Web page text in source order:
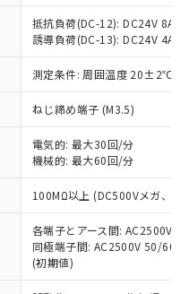
抵抗負荷(DC-12): DC24V 8A/
誘導負荷(DC-13): DC24V 4A/
測定条件: 周囲温度 20±2℃、
ねじ締め端子 (M3.5)
電気的: 最大30回/分
機械的: 最大60回/分
100MΩ以上 (DC500Vメガ、点
各端子とアース間: AC2500V
同極端子間: AC2500V 50/
(初期値)
だき、同意のうえ
制御機器事業取扱
および標準価格
いただくもので
扱商品の中には、
となる商品もある
い。
価格照会結果は、
時点での社内デー
るものであり、閲
際の在庫および標
合があることをご
、対応品を出す予
指令（10物質）の
中または確認中の
ど無形物で、有
商品です。
含有部品として
明した場合などや
あります。
1000ppm以下、 カド
、ポリ臭化ビフェニル
ジフェニルエーテル類
ビス(2-エチルヘキシ
率が中国RoHSの
します。
率が中国RoHSの
を示します。
社販売部門へお問
T26572)：
、 Cd(カドミウ
PBBs(ポリ臭化ビフェ
製品のうち、外国
法に定める商品
」という）を輸出
または役務取引許
必要な手続きを